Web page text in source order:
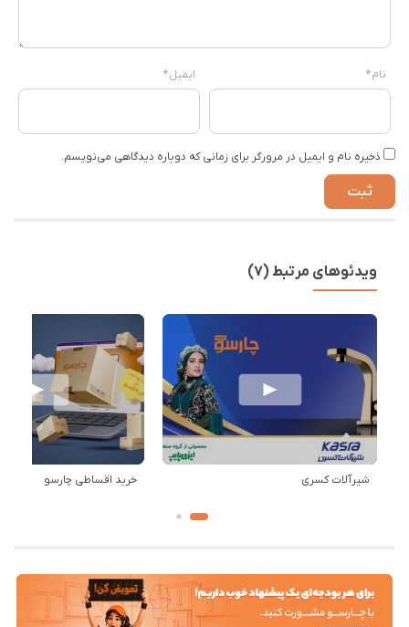
نام* ایمیل*
ذخیره نام و ایمیل در مرورگر برای زمانی که دوباره دیدگاهی می‌نویسم.
ویدئوهای مرتبط (7)
شیرآلات کسری خرید اقساطی چارسو